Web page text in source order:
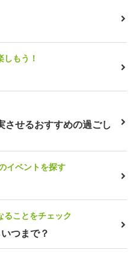
もう！
させるおすすめの過ごし
イベントを探す
ることをチェック
つまで？